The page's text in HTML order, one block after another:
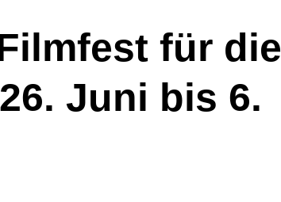
für die
Juni bis 6.